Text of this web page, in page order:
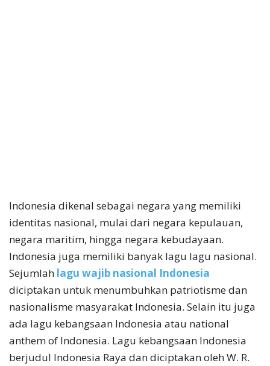
Indonesia dikenal sebagai negara yang memiliki
identitas nasional, mulai dari negara kepulauan,
negara maritim, hingga negara kebudayaan.
Indonesia juga memiliki banyak lagu lagu nasional.
Sejumlah lagu wajib nasional Indonesia
diciptakan untuk menumbuhkan patriotisme dan
nasionalisme masyarakat Indonesia. Selain itu juga
ada lagu kebangsaan Indonesia atau national
anthem of Indonesia. Lagu kebangsaan Indonesia
berjudul Indonesia Raya dan diciptakan oleh W. R.